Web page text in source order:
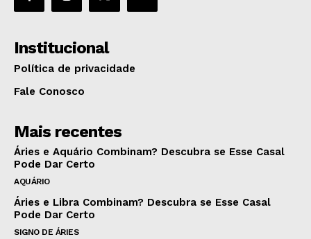
Institucional
Política de privacidade
Fale Conosco
Mais recentes
Áries e Aquário Combinam? Descubra se Esse Casal
Pode Dar Certo
AQUÁRIO
Áries e Libra Combinam? Descubra se Esse Casal
Pode Dar Certo
SIGNO DE ÁRIES